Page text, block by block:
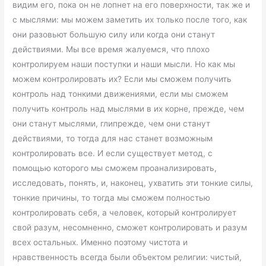
видим его, пока он не лопнет на его поверхности, так же и
с мыслями: мы можем заметить их только после того, как
они разовьют большую силу или когда они станут
действиями. Мы все время жалуемся, что плохо
контролируем наши поступки и наши мысли. Но как мы
можем контролировать их? Если мы сможем получить
контроль над тонкими движениями, если мы сможем
получить контроль над мыслями в их корне, прежде, чем
они станут мыслями, глипрежде, чем они станут
действиями, то тогда для нас станет возможным
контролировать все. И если существует метод, с
помощью которого мы сможем проанализировать,
исследовать, понять, и, наконец, ухватить эти тонкие силы,
тонкие причины, то тогда мы сможем полностью
контролировать себя, а человек, который контролирует
свой разум, несомненно, сможет контролировать и разум
всех остальных. Именно поэтому чистота и
нравственность всегда были объектом религии: чистый,